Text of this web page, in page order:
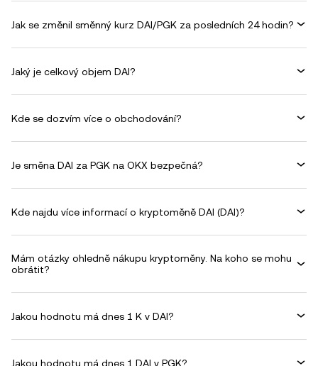
Jak se změnil směnný kurz DAI/PGK za posledních 24 hodin?
Jaký je celkový objem DAI?
Kde se dozvím více o obchodování?
Je směna DAI za PGK na OKX bezpečná?
Kde najdu více informací o kryptoměně DAI (DAI)?
Mám otázky ohledně nákupu kryptoměny. Na koho se mohu
obrátit?
Jakou hodnotu má dnes 1 K v DAI?
Jakou hodnotu má dnes 1 DAI v PGK?